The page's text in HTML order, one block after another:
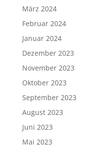
März 2024
Februar 2024
Januar 2024
Dezember 2023
November 2023
Oktober 2023
September 2023
August 2023
Juni 2023
Mai 2023